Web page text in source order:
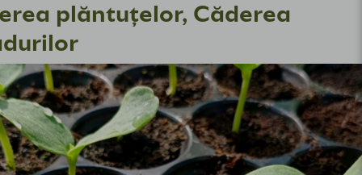
Insecticide
Îngrășământ foliar
Biostimulatori
Tratament sămânță
Daunatori
plăntuțelor, Căderea